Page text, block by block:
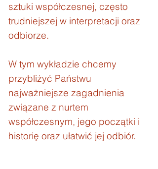
sztuki współczesnej, często
trudniejszej w interpretacji oraz
odbiorze.
W tym wykładzie chcemy
przybliżyć Państwu
najważniejsze zagadnienia
związane z nurtem
współczesnym, jego początki i
historię oraz ułatwić jej odbiór.